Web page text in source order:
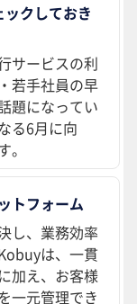
クしておき
サービスの利
若手社員の早
題になってい
る6月に向
トフォーム
し、業務効率
は、一貫
加え、お客様
一元管理でき